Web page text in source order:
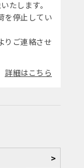
たします。
を停止してい
りご連絡させ
詳細はこちら
>